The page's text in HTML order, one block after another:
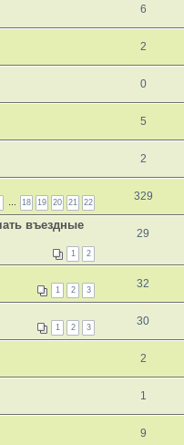
6
2
0
5
2
… 18 19 20 21 22 329
въездные
1 2
29
1 2 3 32
1 2 3 30
2
1
9